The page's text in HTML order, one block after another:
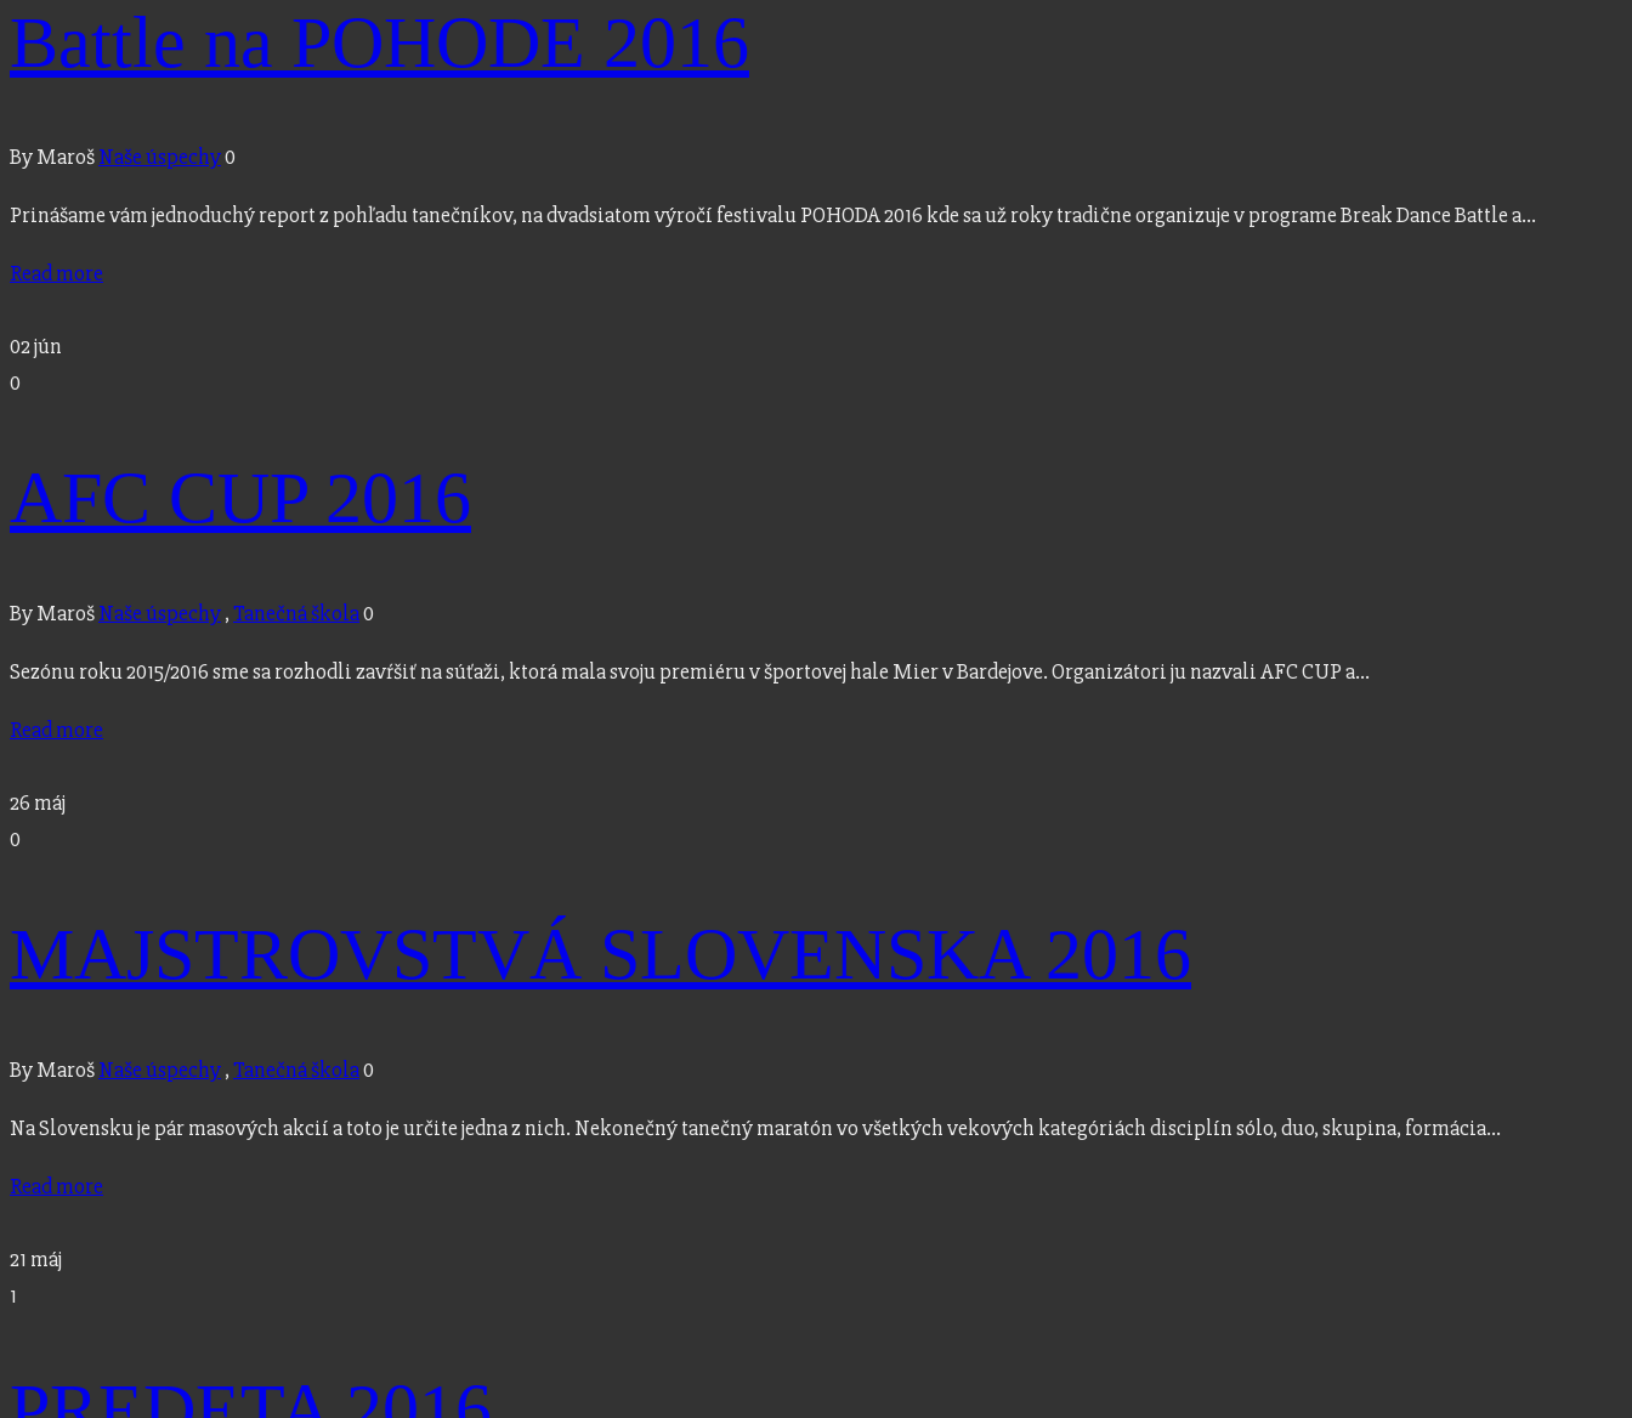
Battle na POHODE 2016
By MarošNaše úspechy0
Prinášame vám jednoduchý report z pohľadu tanečníkov, na dvadsiatom výročí festivalu POHODA 2016 kde sa už roky tradične organizuje v programe Break Dance Battle a…
Read more
02jún
0
AFC CUP 2016
By MarošNaše úspechy,Tanečná škola0
Sezónu roku 2015/2016 sme sa rozhodli zavŕšiť na súťaži, ktorá mala svoju premiéru v športovej hale Mier v Bardejove. Organizátori ju nazvali AFC CUP a…
Read more
26 máj
0
MAJSTROVSTVÁ SLOVENSKA 2016
By MarošNaše úspechy,Tanečná škola0
Na Slovensku je pár masových akcií a toto je určite jedna z nich. Nekonečný tanečný maratón vo všetkých vekových kategóriách disciplín sólo, duo, skupina, formácia…
Read more
21 máj
1